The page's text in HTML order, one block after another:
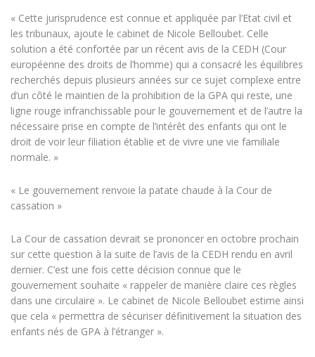
« Cette jurisprudence est connue et appliquée par l’Etat civil et
les tribunaux, ajoute le cabinet de Nicole Belloubet. Celle
solution a été confortée par un récent avis de la CEDH (Cour
européenne des droits de l’homme) qui a consacré les équilibres
recherchés depuis plusieurs années sur ce sujet complexe entre
d’un côté le maintien de la prohibition de la GPA qui reste, une
ligne rouge infranchissable pour le gouvernement et de l’autre la
nécessaire prise en compte de l’intérêt des enfants qui ont le
droit de voir leur filiation établie et de vivre une vie familiale
normale. »
« Le gouvernement renvoie la patate chaude à la Cour de
cassation »
La Cour de cassation devrait se prononcer en octobre prochain
sur cette question à la suite de l’avis de la CEDH rendu en avril
dernier. C’est une fois cette décision connue que le
gouvernement souhaite « rappeler de manière claire ces règles
dans une circulaire ». Le cabinet de Nicole Belloubet estime ainsi
que cela « permettra de sécuriser définitivement la situation des
enfants nés de GPA à l’étranger ».